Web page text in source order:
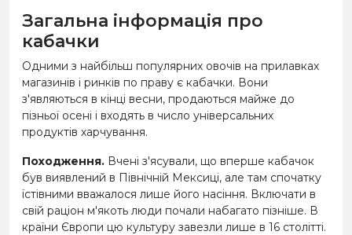
Загальна інформація про
кабачки
Одними з найбільш популярних овочів на прилавках
магазинів і ринків по праву є кабачки. Вони
з'являються в кінці весни, продаються майже до
пізньої осені і входять в число універсальних
продуктів харчування.
Походження. Вчені з'ясували, що вперше кабачок
був виявлений в Північній Мексиці, але там спочатку
їстівними вважалося лише його насіння. Включати в
свій раціон м'якоть люди почали набагато пізніше. В
країни Європи цю культуру завезли лише в 16 столітті.